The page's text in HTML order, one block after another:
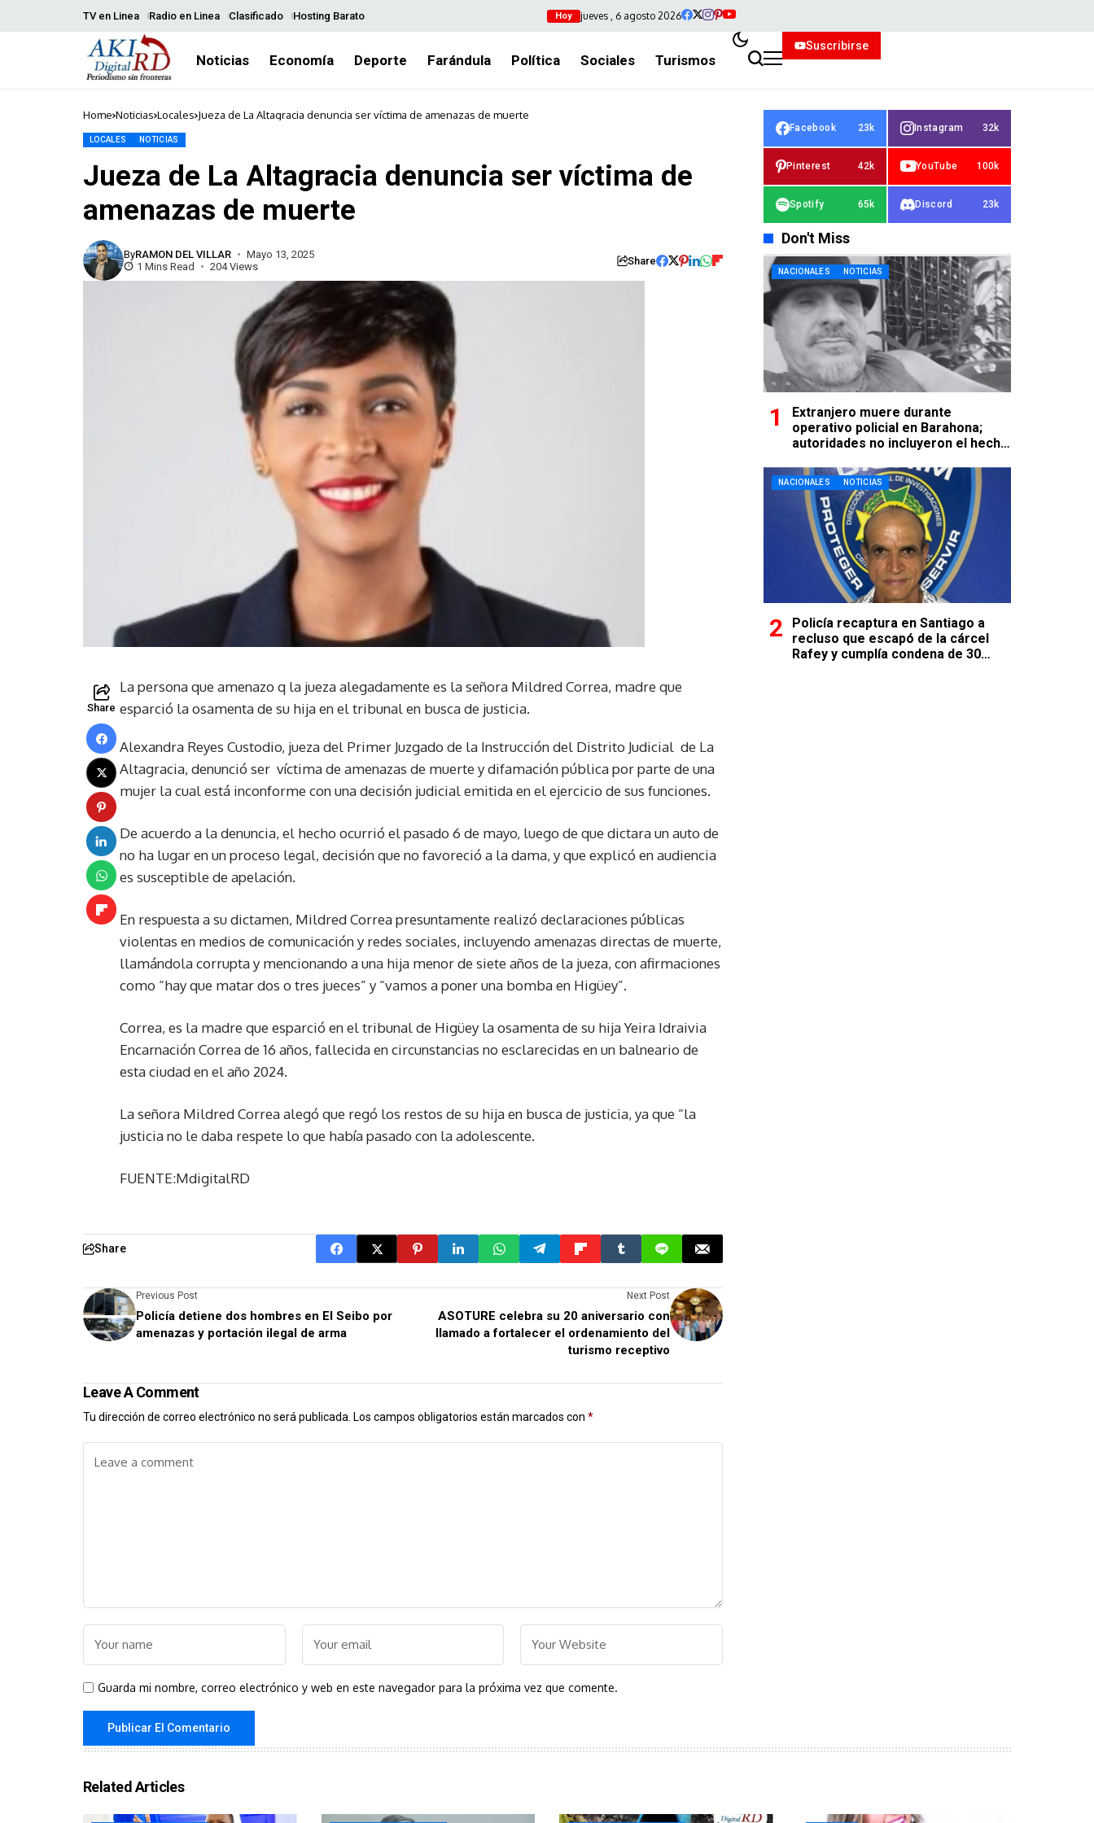
TV en Linea Radio en Linea Clasificado Hosting Barato Hoy jueves , 6 agosto 2026
Noticias Economía Deporte Farándula Política Sociales Turismos
Suscribirse
Home Noticias Locales Jueza de La Altagracia denuncia ser víctima de amenazas de muerte
LOCALES NOTICIAS
Jueza de La Altagracia denuncia ser víctima de
amenazas de muerte
ByRAMON DEL VILLAR
Mayo 13, 2025
1 Mins Read
204 Views Share
Share
La persona que amenazo q la jueza alegadamente es la señora Mildred Correa, madre que
esparció la osamenta de su hija en el tribunal en busca de justicia.
Alexandra Reyes Custodio, jueza del Primer Juzgado de la Instrucción del Distrito Judicial de La
Altagracia, denunció ser víctima de amenazas de muerte y difamación pública por parte de una
mujer la cual está inconforme con una decisión judicial emitida en el ejercicio de sus funciones.
De acuerdo a la denuncia, el hecho ocurrió el pasado 6 de mayo, luego de que dictara un auto de
no ha lugar en un proceso legal, decisión que no favoreció a la dama, y que explicó en audiencia
es susceptible de apelación.
En respuesta a su dictamen, Mildred Correa presuntamente realizó declaraciones públicas
violentas en medios de comunicación y redes sociales, incluyendo amenazas directas de muerte,
llamándola corrupta y mencionando a una hija menor de siete años de la jueza, con afirmaciones
como “hay que matar dos o tres jueces” y “vamos a poner una bomba en Higüey”.
Correa, es la madre que esparció en el tribunal de Higüey la osamenta de su hija Yeira Idraivia
Encarnación Correa de 16 años, fallecida en circunstancias no esclarecidas en un balneario de
esta ciudad en el año 2024.
La señora Mildred Correa alegó que regó los restos de su hija en busca de justicia, ya que “la
justicia no le daba respete lo que había pasado con la adolescente.
FUENTE:MdigitalRD
Share
Previous Post
Policía detiene dos hombres en El Seibo por
amenazas y portación ilegal de arma
Next Post
ASOTURE celebra su 20 aniversario con
llamado a fortalecer el ordenamiento del
turismo receptivo
Leave A Comment
Tu dirección de correo electrónico no será publicada. Los campos obligatorios están marcados con *
Guarda mi nombre, correo electrónico y web en este navegador para la próxima vez que comente.
Facebook 23k Instagram 32k
Pinterest 42k YouTube 100k
Spotify 65k Discord 23k
Don't Miss
NACIONALES NOTICIAS
Extranjero muere durante
operativo policial en Barahona;
autoridades no incluyeron el hecho
NACIONALES NOTICIAS
Policía recaptura en Santiago a
recluso que escapó de la cárcel
Rafey y cumplía condena de 30
Related Articles